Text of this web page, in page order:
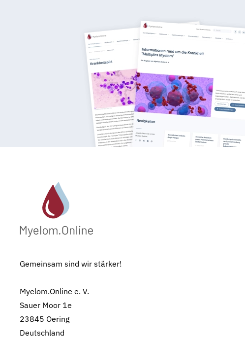
Gemeinsam sind wir stärker!
Myelom.Online e. V.
Sauer Moor 1e
23845 Oering
Deutschland